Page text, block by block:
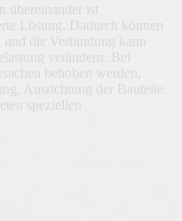
übereinander ist
Lösung. Dadurch können
die Verbindung kann
verändern. Bei
behoben werden,
Ausrichtung der Bauteile
speziellen